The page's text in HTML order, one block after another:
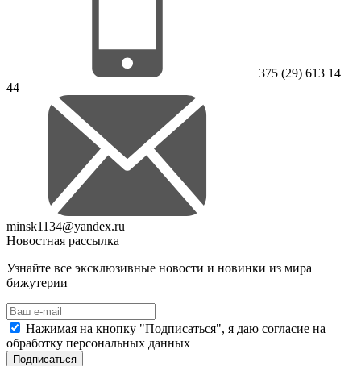
+375 (29) 613 14
44
minsk1134@yandex.ru
Новостная рассылка
Узнайте все эксклюзивные новости и новинки из мира
бижутерии
Нажимая на кнопку "Подписаться", я даю согласие на
обработку персональных данных
Подписаться